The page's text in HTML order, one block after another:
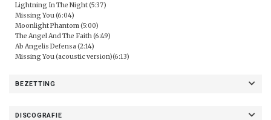
Lightning In The Night (5:37)
Missing You (6:04)
Moonlight Phantom (5:00)
The Angel And The Faith (6:49)
Ab Angelis Defensa (2:14)
Missing You (acoustic version)(6:13)
BEZETTING
DISCOGRAFIE